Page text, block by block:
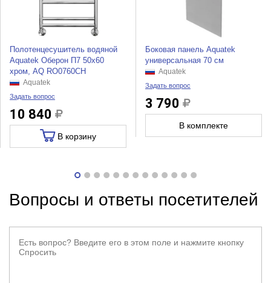
Полотенцесушитель водяной
Aquatek Оберон П7 50x60
хром, AQ RO0760CH
Aquatek
Задать вопрос
10 840
В корзину
Боковая панель Aquatek
универсальная 70 см
Aquatek
Задать вопрос
3 790
В комплекте
Вопросы и ответы посетителей